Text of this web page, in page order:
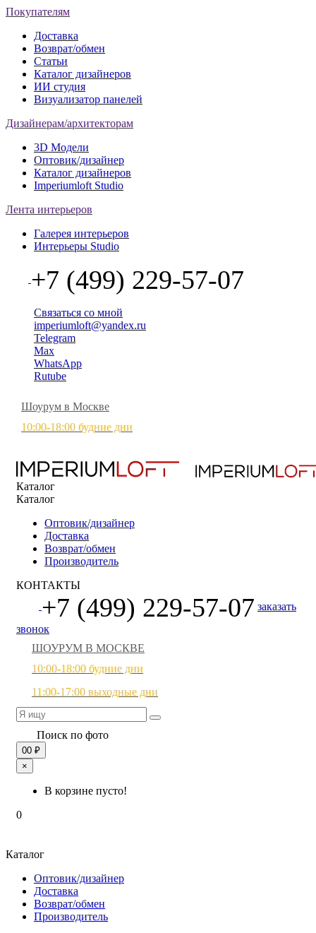
Покупателям
Доставка
Возврат/обмен
Статьи
Каталог дизайнеров
ИИ студия
Визуализатор панелей
Дизайнерам/архитекторам
3D Модели
Оптовик/дизайнер
Каталог дизайнеров
Imperiumloft Studio
Лента интерьеров
Галерея интерьеров
Интерьеры Studio
+7 (499) 229-57-07
Связаться со мной
imperiumloft@yandex.ru
Telegram
Max
WhatsApp
Rutube
Шоурум в Москве
10:00-18:00 будние дни
Каталог
Каталог
Оптовик/дизайнер
Доставка
Возврат/обмен
Производитель
КОНТАКТЫ
+7 (499) 229-57-07 заказать
звонок
ШОУРУМ В МОСКВЕ
10:00-18:00 будние дни
11:00-17:00 выходные дни
Поиск по фото
00 ₽
×
В корзине пусто!
0
Каталог
Оптовик/дизайнер
Доставка
Возврат/обмен
Производитель